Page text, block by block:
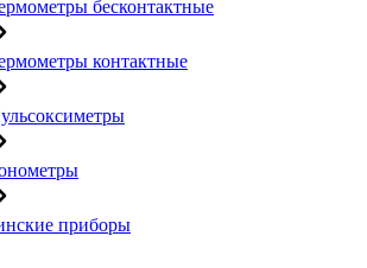
бесконтактные
контактные
приборы